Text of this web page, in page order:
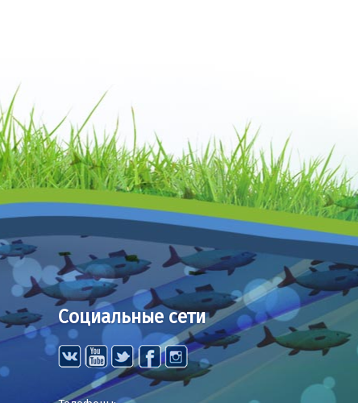
Социальные сети